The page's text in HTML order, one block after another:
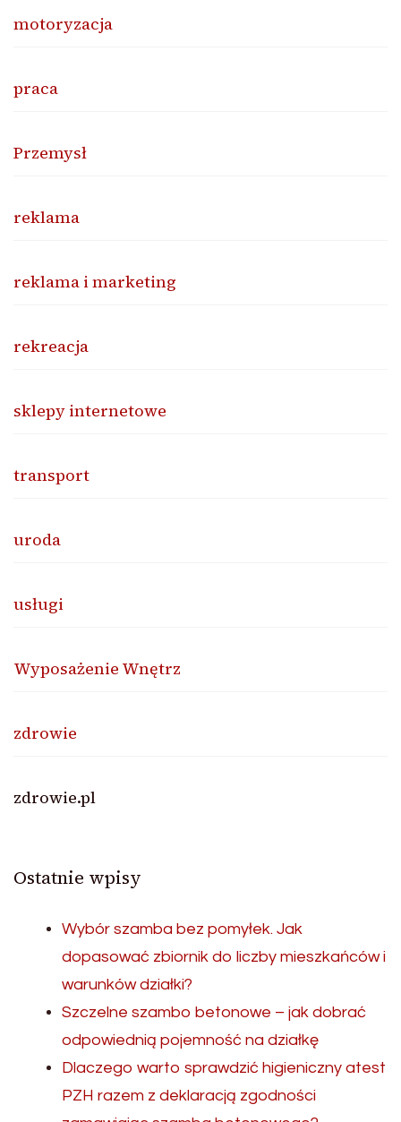
motoryzacja
praca
Przemysł
reklama
reklama i marketing
rekreacja
sklepy internetowe
transport
uroda
usługi
Wyposażenie Wnętrz
zdrowie
zdrowie.pl
Ostatnie wpisy
Wybór szamba bez pomyłek. Jak
dopasować zbiornik do liczby mieszkańców i
warunków działki?
Szczelne szambo betonowe – jak dobrać
odpowiednią pojemność na działkę
Dlaczego warto sprawdzić higieniczny atest
PZH razem z deklaracją zgodności